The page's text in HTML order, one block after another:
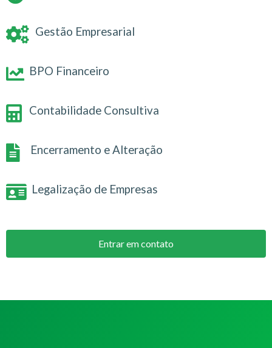
Gestão Empresarial
BPO Financeiro
Contabilidade Consultiva
Encerramento e Alteração
Legalização de Empresas
Entrar em contato